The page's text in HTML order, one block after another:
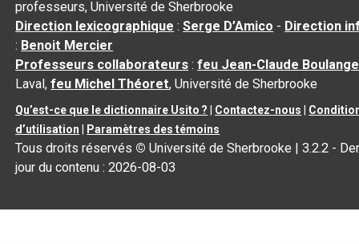
professeurs, Université de Sherbrooke
Direction lexicographique :Serge D’Amico - Direction
: Benoit Mercier
Professeurs collaborateurs :feu Jean-Claude
Laval,feu Michel Théoret, Université de Sherbrooke
Qu’est-ce que le dictionnaire Usito ? Contactez-nous
d’utilisation
Paramètres des témoins
Tous droits réservés © Université de Sherbrooke |3.2.2 -
jour du contenu :2026-08-03